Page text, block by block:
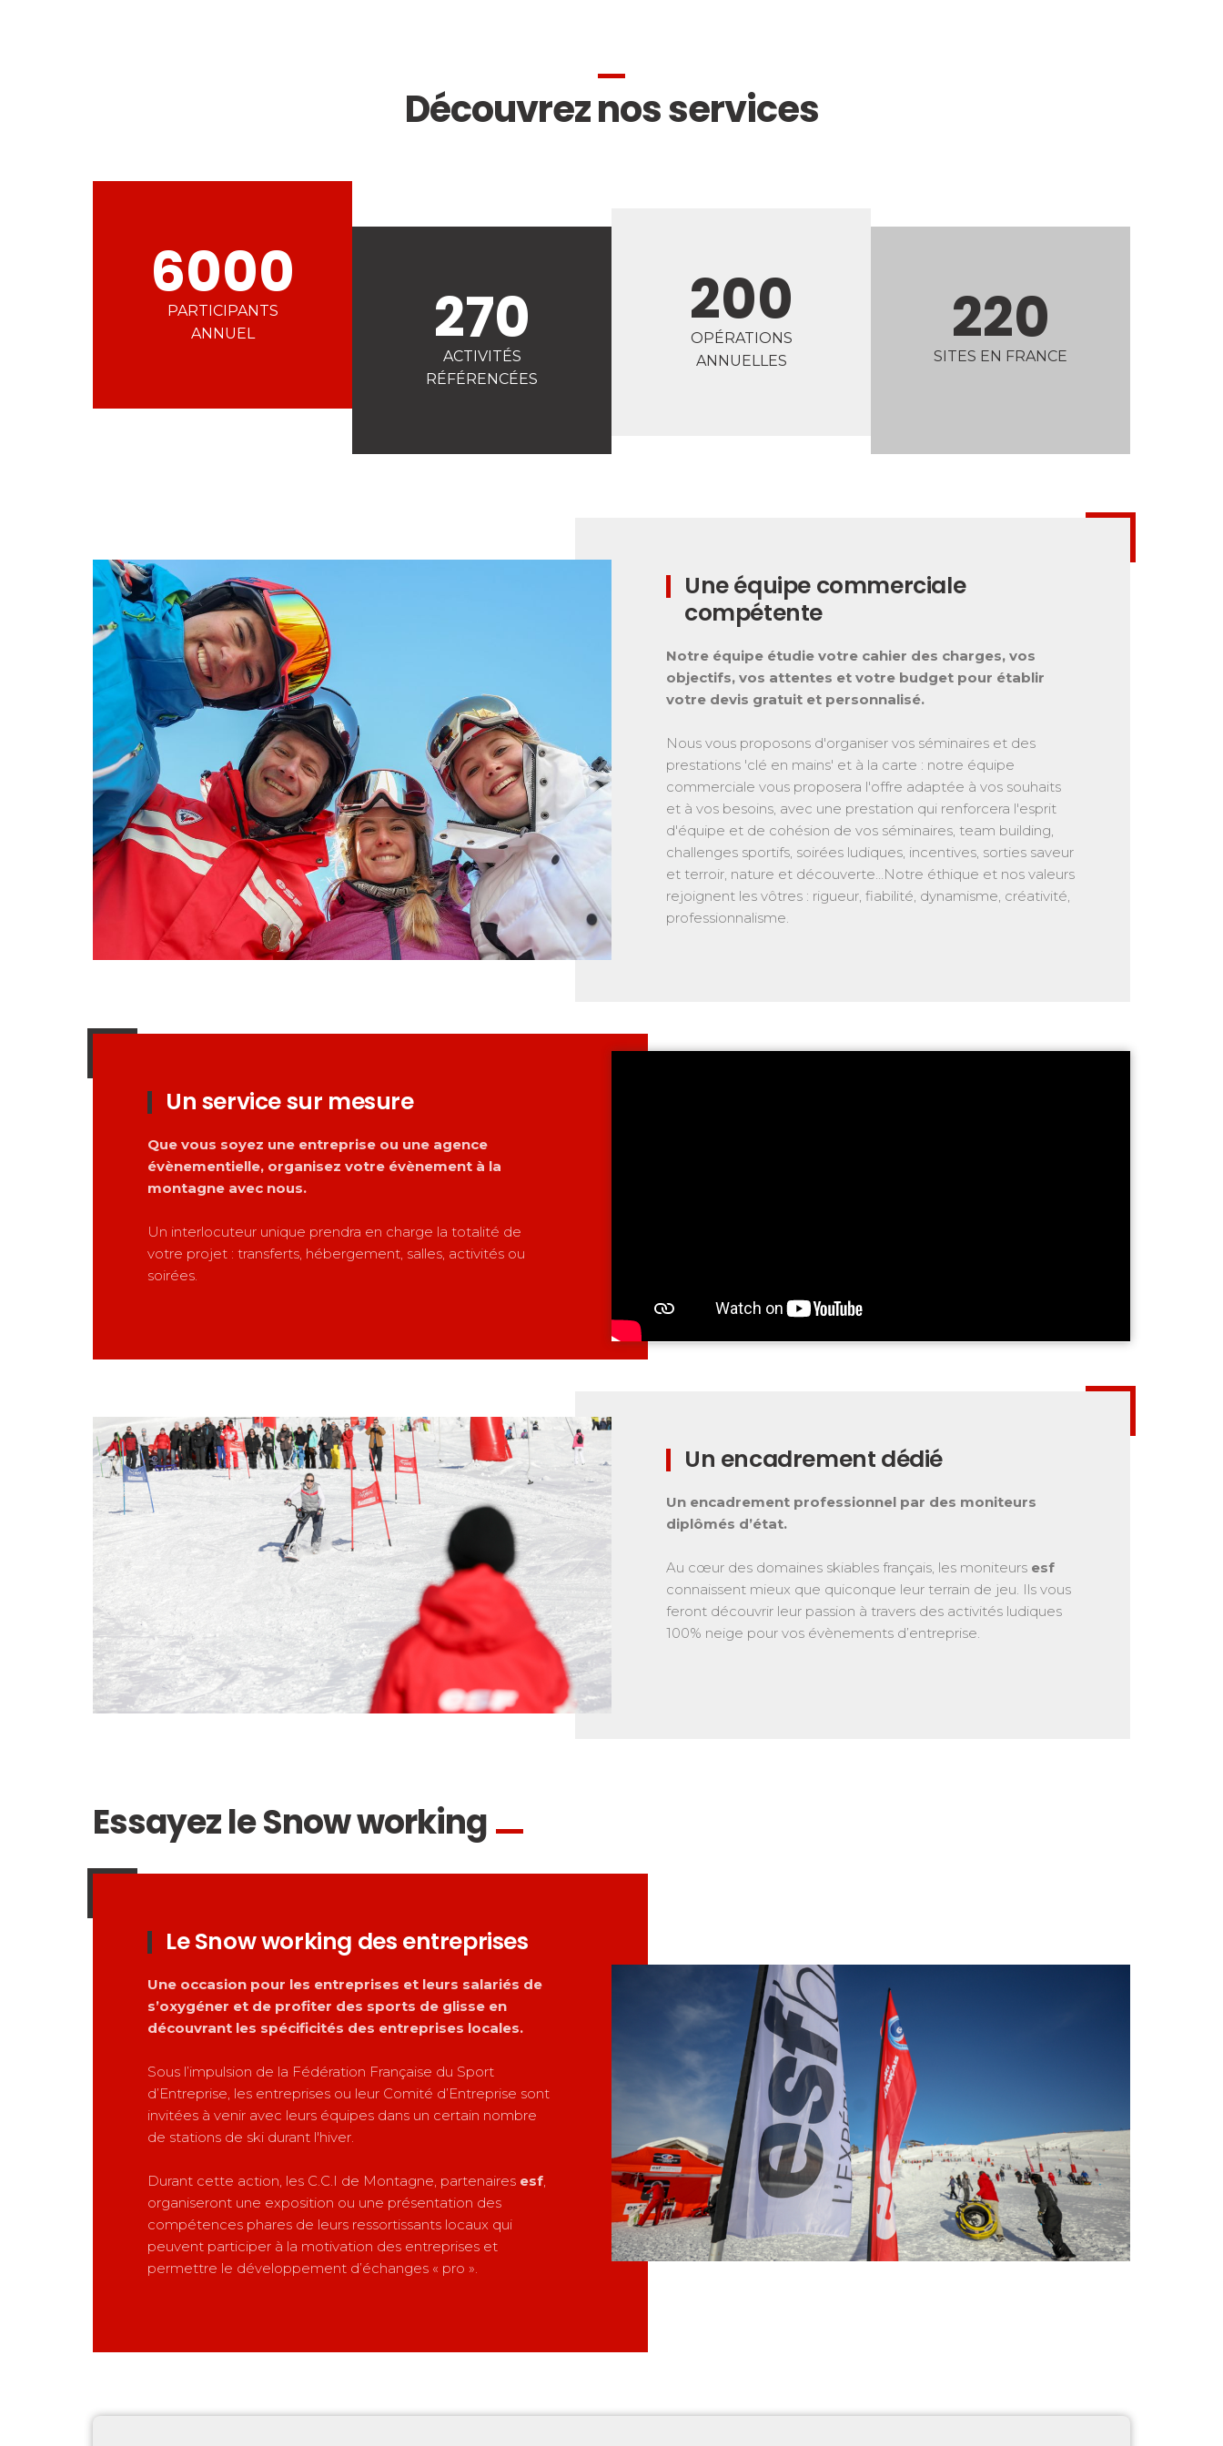
Découvrez nos services
6000
PARTICIPANTS
ANNUEL
270
ACTIVITÉS
RÉFÉRENCÉES
200
OPÉRATIONS
ANNUELLES
220
SITES EN FRANCE
Une équipe commerciale
compétente
Notre équipe étudie votre cahier des charges, vos
objectifs, vos attentes et votre budget pour établir
votre devis gratuit et personnalisé.
Nous vous proposons d'organiser vos séminaires et des
prestations 'clé en mains' et à la carte : notre équipe
commerciale vous proposera l'offre adaptée à vos souhaits
et à vos besoins, avec une prestation qui renforcera l'esprit
d'équipe et de cohésion de vos séminaires, team building,
challenges sportifs, soirées ludiques, incentives, sorties saveur
et terroir, nature et découverte…Notre éthique et nos valeurs
rejoignent les vôtres : rigueur, fiabilité, dynamisme, créativité,
professionnalisme.
Un service sur mesure
Que vous soyez une entreprise ou une agence
évènementielle, organisez votre évènement à la
montagne avec nous.
Un interlocuteur unique prendra en charge la totalité de
votre projet : transferts, hébergement, salles, activités ou
soirées.
Un encadrement dédié
Un encadrement professionnel par des moniteurs
diplômés d’état.
Au cœur des domaines skiables français, les moniteurs esf
connaissent mieux que quiconque leur terrain de jeu. Ils vous
feront découvrir leur passion à travers des activités ludiques
100% neige pour vos évènements d’entreprise.
Essayez le Snow working
Le Snow working des entreprises
Une occasion pour les entreprises et leurs salariés de
s’oxygéner et de profiter des sports de glisse en
découvrant les spécificités des entreprises locales.
Sous l’impulsion de la Fédération Française du Sport
d’Entreprise, les entreprises ou leur Comité d’Entreprise sont
invitées à venir avec leurs équipes dans un certain nombre
de stations de ski durant l'hiver.
Durant cette action, les C.C.I de Montagne, partenaires esf,
organiseront une exposition ou une présentation des
compétences phares de leurs ressortissants locaux qui
peuvent participer à la motivation des entreprises et
permettre le développement d’échanges « pro ».